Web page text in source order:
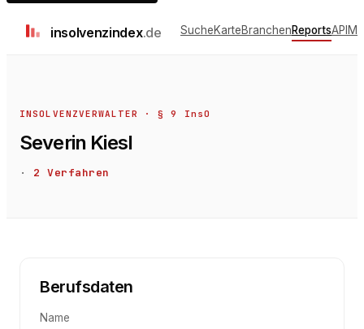
insolvenzindex.de SucheKarteBranchenReportsAPI
INSOLVENZVERWALTER · § 9 InsO
Severin Kiesl
· 2 Verfahren
Berufsdaten
Name